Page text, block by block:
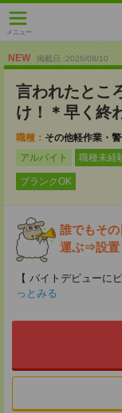
メニュー
NEW 掲載日 :2026/08/10
言われたとこ
け！＊早く終
職種： その他軽作業・
アルバイト
職種未経
ブランクOK
誰でもそ
運ぶ⇒設置
【 バイトデビュー
っとみる